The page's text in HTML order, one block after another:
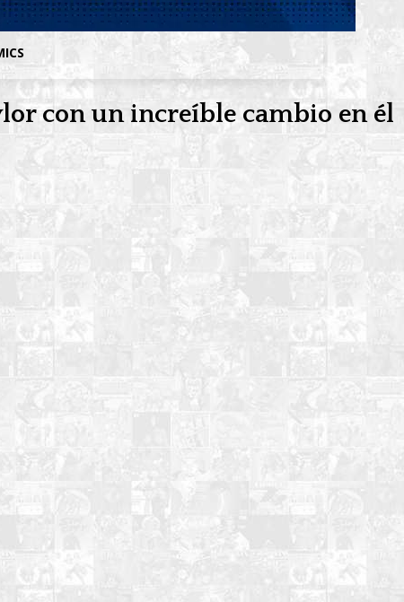
con un increíble cambio en él